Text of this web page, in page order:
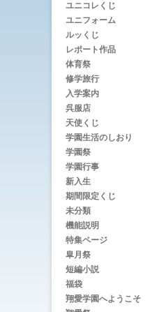
ユニコレくじ
ユニフォーム
ルッくじ
レポート作品
体育祭
修学旅行
入学案内
呉服店
天使くじ
学園生活のしおり
学園祭
学園行事
新入生
期間限定くじ
未分類
機能説明
特集ページ
皐月祭
短編小説
福袋
翔愛学園へようこそ